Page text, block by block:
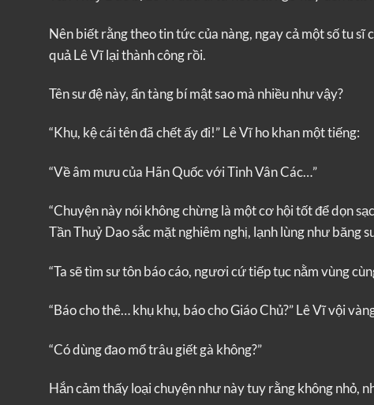
Nên biết rằng theo tin tức của nàng, ngay cả một số tu
quả Lê Vĩ lại thành công rồi.
Tên sư đệ này, ẩn tàng bí mật sao mà nhiều như vậy?
“Khụ, kệ cái tên đã chết ấy đi!” Lê Vĩ ho khan một tiếng:
“Về âm mưu của Hãn Quốc với Tinh Vân Các…”
“Chuyện này nói không chừng là một cơ hội tốt để dọn
Tần Thuỷ Dao sắc mặt nghiêm nghị, lạnh lùng như băng
“Ta sẽ tìm sư tôn báo cáo, ngươi cứ tiếp tục nằm vùng
“Báo cho thê… khụ khụ, báo cho Giáo Chủ?” Lê Vĩ vội
“Có dùng đao mổ trâu giết gà không?”
Hắn cảm thấy loại chuyện như này tuy rằng không nhỏ,